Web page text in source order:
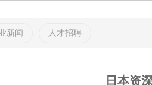
新闻 人才招聘
日本资